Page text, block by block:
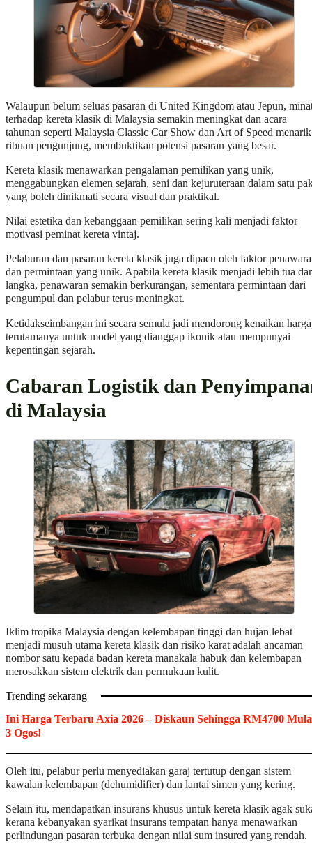
Walaupun belum seluas pasaran di United Kingdom atau Jepun,
terhadap kereta klasik di Malaysia semakin meningkat dan acara
tahunan seperti Malaysia Classic Car Show dan Art of Speed menarik
ribuan pengunjung, membuktikan potensi pasaran yang besar.
Kereta klasik menawarkan pengalaman pemilikan yang unik,
menggabungkan elemen sejarah, seni dan kejuruteraan dalam satu
yang boleh dinikmati secara visual dan praktikal.
Nilai estetika dan kebanggaan pemilikan sering kali menjadi faktor
motivasi peminat kereta vintaj.
Pelaburan dan pasaran kereta klasik juga dipacu oleh faktor
dan permintaan yang unik. Apabila kereta klasik menjadi lebih tua
langka, penawaran semakin berkurangan, sementara permintaan dari
pengumpul dan pelabur terus meningkat.
Ketidakseimbangan ini secara semula jadi mendorong kenaikan
terutamanya untuk model yang dianggap ikonik atau mempunyai
kepentingan sejarah.
Cabaran Logistik dan
di Malaysia
Iklim tropika Malaysia dengan kelembapan tinggi dan hujan lebat
menjadi musuh utama kereta klasik dan risiko karat adalah ancaman
nombor satu kepada badan kereta manakala habuk dan kelembapan
merosakkan sistem elektrik dan permukaan kulit.
Trending sekarang
Ini Harga Terbaru Axia 2026 – Diskaun Sehingga RM4700
3 Ogos!
Oleh itu, pelabur perlu menyediakan garaj tertutup dengan sistem
kawalan kelembapan (dehumidifier) dan lantai simen yang kering.
Selain itu, mendapatkan insurans khusus untuk kereta klasik agak
kerana kebanyakan syarikat insurans tempatan hanya menawarkan
perlindungan pasaran terbuka dengan nilai sum insured yang rendah.